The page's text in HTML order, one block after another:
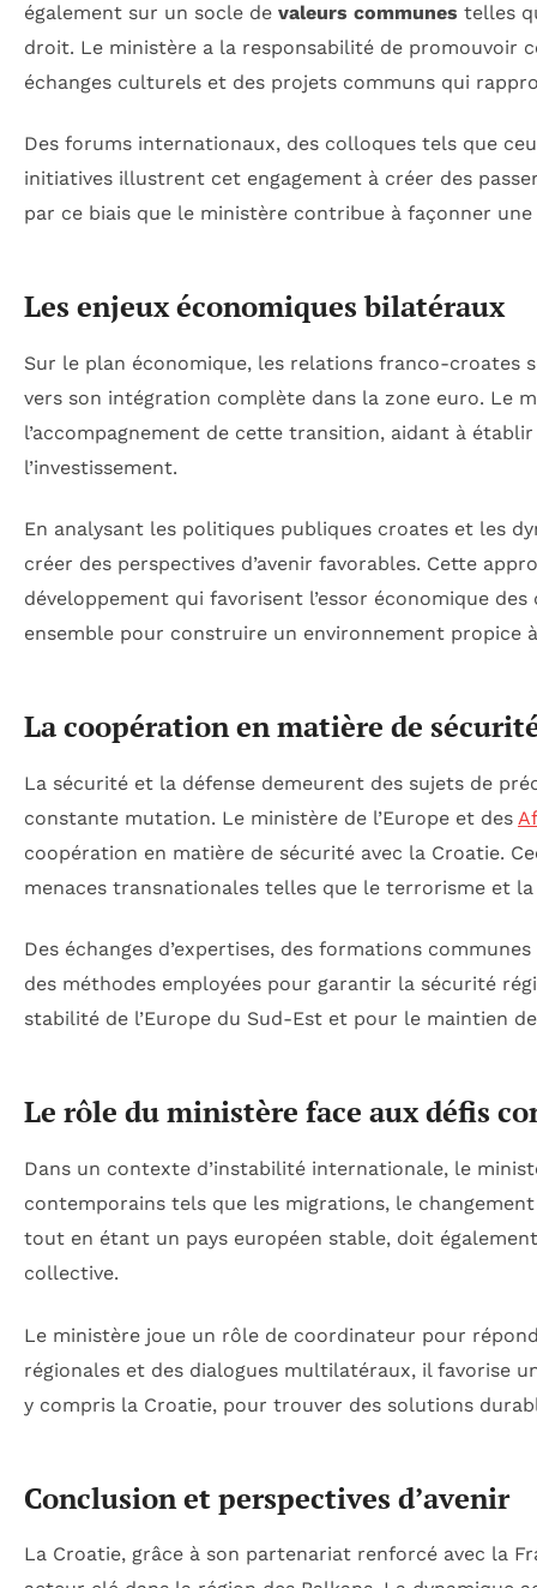
également sur un socle de valeurs communes telles
droit. Le ministère a la responsabilité de promouvoir
échanges culturels et des projets communs qui
Des forums internationaux, des colloques tels que
initiatives illustrent cet engagement à créer des
par ce biais que le ministère contribue à façonner
Les enjeux économiques bilatéraux
Sur le plan économique, les relations franco-croates
vers son intégration complète dans la zone euro. Le
l’accompagnement de cette transition, aidant à
l’investissement.
En analysant les politiques publiques croates et les
créer des perspectives d’avenir favorables. Cette
développement qui favorisent l’essor économique
ensemble pour construire un environnement propice
La coopération en matière de
La sécurité et la défense demeurent des sujets de
constante mutation. Le ministère de l’Europe et des
coopération en matière de sécurité avec la Croatie.
menaces transnationales telles que le terrorisme et
Des échanges d’expertises, des formations
des méthodes employées pour garantir la sécurité
stabilité de l’Europe du Sud-Est et pour le maintien
Le rôle du ministère face aux défis
Dans un contexte d’instabilité internationale, le
contemporains tels que les migrations, le
tout en étant un pays européen stable, doit
collective.
Le ministère joue un rôle de coordinateur pour
régionales et des dialogues multilatéraux, il favorise
y compris la Croatie, pour trouver des solutions
Conclusion et perspectives d’avenir
La Croatie, grâce à son partenariat renforcé avec la